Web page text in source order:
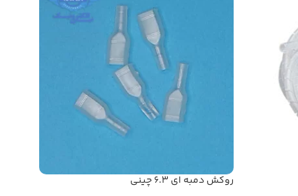
روکش دمبه ای ۶.۳ چینی